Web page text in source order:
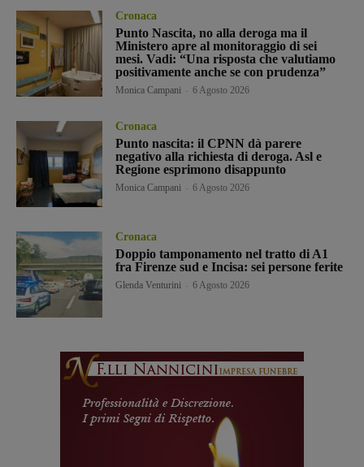
Cronaca
Punto Nascita, no alla deroga ma il
Ministero apre al monitoraggio di sei
mesi. Vadi: “Una risposta che valutiamo
positivamente anche se con prudenza”
Monica Campani 6 Agosto 2026
Cronaca
Punto nascita: il CPNN dà parere
negativo alla richiesta di deroga. Asl e
Regione esprimono disappunto
Monica Campani 6 Agosto 2026
Cronaca
Doppio tamponamento nel tratto di A1
fra Firenze sud e Incisa: sei persone ferite
Glenda Venturini 6 Agosto 2026